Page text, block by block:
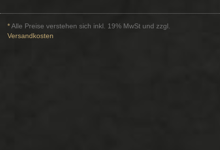
*Alle Preise verstehen sich inkl. 19% MwSt und zzgl.
Versandkosten